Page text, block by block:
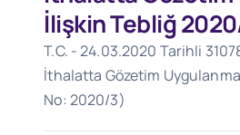
İlişkin Tebliğ
T.C. - 24.03.2020 Tarihli
İthalatta Gözetim
No: 2020/3)